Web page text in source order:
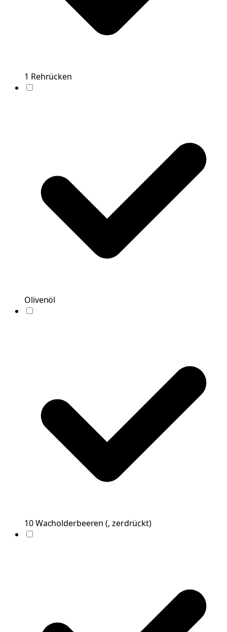
1 Rehrücken
Olivenöl
10Wacholderbeeren (, zerdrückt)